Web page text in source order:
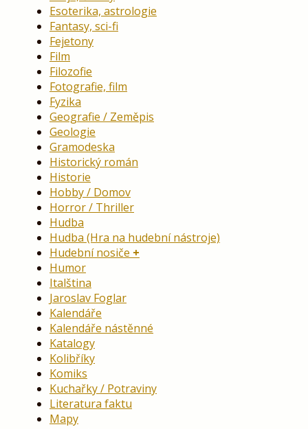
Esoterika, astrologie
Fantasy, sci-fi
Fejetony
Film
Filozofie
Fotografie, film
Fyzika
Geografie / Zeměpis
Geologie
Gramodeska
Historický román
Historie
Hobby / Domov
Horror / Thriller
Hudba
Hudba (Hra na hudební nástroje)
Hudební nosiče
Humor
Italština
Jaroslav Foglar
Kalendáře
Kalendáře nástěnné
Katalogy
Kolibříky
Komiks
Kuchařky / Potraviny
Literatura faktu
Mapy